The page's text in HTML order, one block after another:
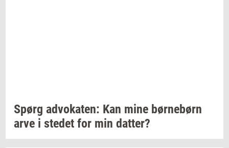
Spørg ad­vo­ka­ten: Kan mine bør­ne­børn
arve i ste­det for min dat­ter?